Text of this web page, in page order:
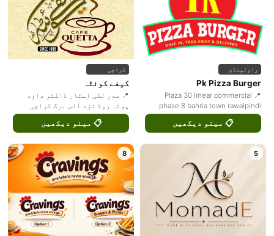
راولپنڈی
Pk Pizza Burger
📍 Plaza 30 linear commercial
phase 8 bahria town rawalpindi
📋 مینو دیکھیں
کراچی
کیفے کوئٹہ
📍 صدر لکی اسٹار ڈاکٹر داؤد
پوتہ روڈ نزد آئس برگ کراچی
📋 مینو دیکھیں
5
8